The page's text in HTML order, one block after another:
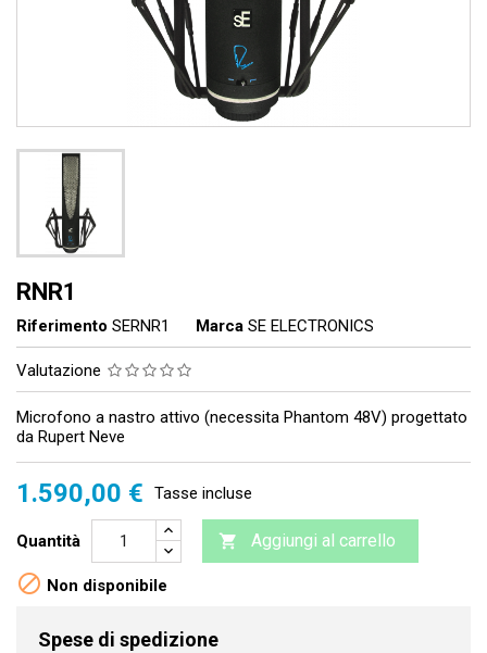
RNR1
Riferimento SERNR1 Marca SE ELECTRONICS
Valutazione
Microfono a nastro attivo (necessita Phantom 48V) progettato
da Rupert Neve
1.590,00 € Tasse incluse
Quantità  Aggiungi al carrello
 Non disponibile
Spese di spedizione